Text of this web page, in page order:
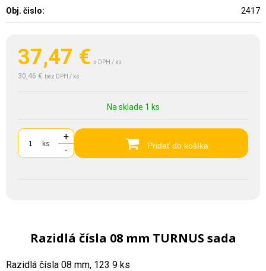
37,47 € s DPH / ks
30,46 € bez DPH / ks
Na sklade 1 ks
ks
+
-
Pridať do košíka
Obj. čislo: 2417
Razidlá čísla 08 mm TURNUS sada
Razidlá čísla 08 mm, 123 9 ks